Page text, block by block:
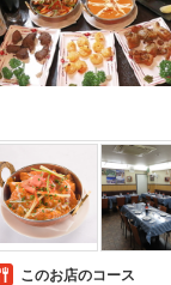
このお店のコース